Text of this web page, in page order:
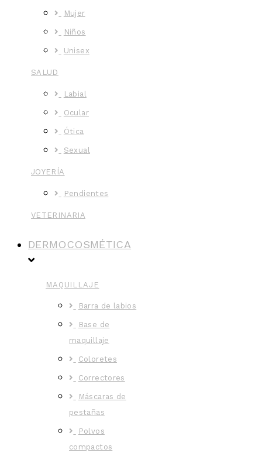
Mujer
Niños
Unisex
SALUD
Labial
Ocular
Ótica
Sexual
JOYERÍA
Pendientes
VETERINARIA
DERMOCOSMÉTICA
MAQUILLAJE
Barra de labios
Base de
maquillaje
Coloretes
Correctores
Máscaras de
pestañas
Polvos
compactos